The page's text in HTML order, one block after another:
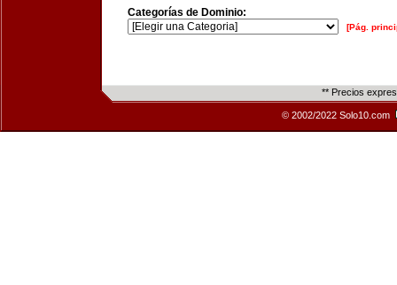
Categorías de Dominio:
[Pág.
** Precios
© 2002/2022 Solo10.com